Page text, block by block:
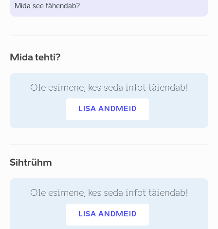
Mida see tähendab?
Mida tehti?
Ole esimene, kes seda infot täiendab!
LISA ANDMEID
Sihtrühm
Ole esimene, kes seda infot täiendab!
LISA ANDMEID